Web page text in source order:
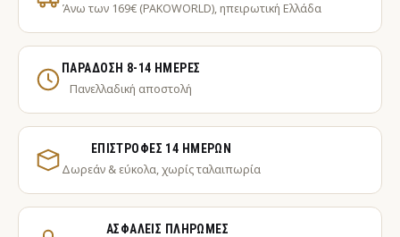
Άνω των 169€ (PAKOWORLD), ηπειρωτική Ελλάδα
ΠΑΡΆΔΟΣΗ 8-14 ΗΜΈΡΕΣ
Πανελλαδική αποστολή
ΕΠΙΣΤΡΟΦΈΣ 14 ΗΜΕΡΏΝ
Δωρεάν & εύκολα, χωρίς ταλαιπωρία
ΑΣΦΑΛΕΊΣ ΠΛΗΡΩΜΈΣ